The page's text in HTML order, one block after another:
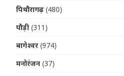
पिथौरागढ़ (480)
पौड़ी (311)
बागेश्वर (974)
मनोरंजन (37)